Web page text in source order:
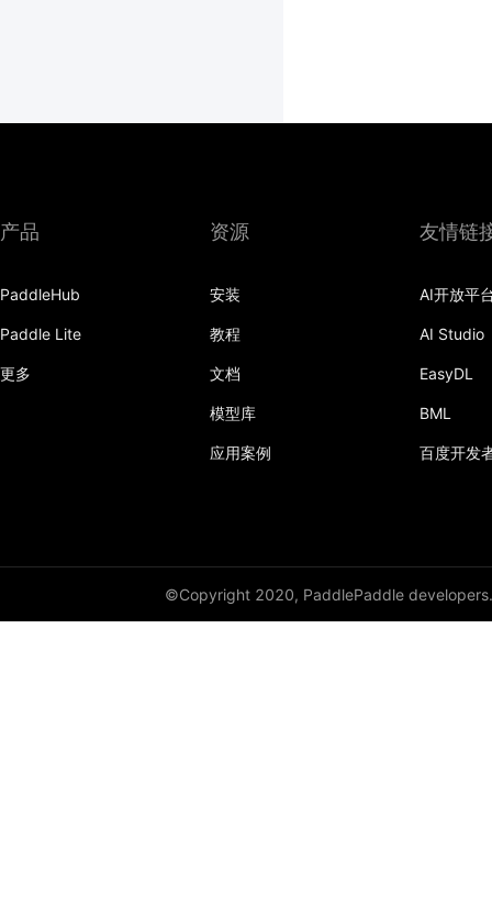
产品
PaddleHub
Paddle Lite
更多
资源
安装
教程
文档
模型库
应用案例
友情链
AI开放平
AI Studio
EasyDL
BML
百度开发
©Copyright 2020, PaddlePaddle developers.